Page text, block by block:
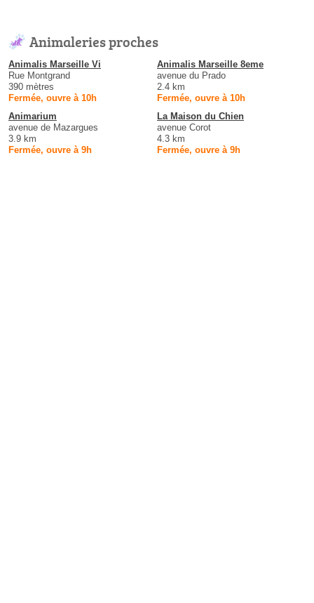
Animaleries proches
Animalis Marseille Vi
Rue Montgrand
390 mètres
Fermée, ouvre à 10h
Animalis Marseille 8eme
avenue du Prado
2.4 km
Fermée, ouvre à 10h
Animarium
avenue de Mazargues
3.9 km
Fermée, ouvre à 9h
La Maison du Chien
avenue Corot
4.3 km
Fermée, ouvre à 9h